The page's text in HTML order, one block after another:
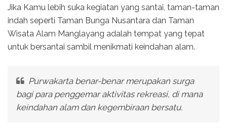
Jika Kamu lebih suka kegiatan yang santai, taman-taman
indah seperti Taman Bunga Nusantara dan Taman
Wisata Alam Manglayang adalah tempat yang tepat
untuk bersantai sambil menikmati keindahan alam.
Purwakarta benar-benar merupakan surga
bagi para penggemar aktivitas rekreasi, di mana
keindahan alam dan kegembiraan bersatu.